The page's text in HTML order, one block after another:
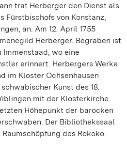
trat Herberger den Dienst als
Fürstbischofs von Konstanz,
an. Am 12. April 1755
Herberger. Begraben ist
wo eine
erinnert. Herbergers Werke
im Kloster Ochsenhausen
Kunst des 18.
mit der Klosterkirche
Höhepunkt der barocken
Der Bibliothekssaal
des Rokoko.